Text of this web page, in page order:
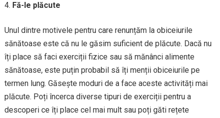
Fă-le plăcute
Unul dintre motivele pentru care renunțăm la obiceiurile
sănătoase este că nu le găsim suficient de plăcute. Dacă nu
îți place să faci exerciții fizice sau să mănânci alimente
sănătoase, este puțin probabil să îți menții obiceiurile pe
termen lung. Găsește moduri de a face aceste activități mai
plăcute. Poți încerca diverse tipuri de exerciții pentru a
descoperi ce îți place cel mai mult sau poți găti rețete